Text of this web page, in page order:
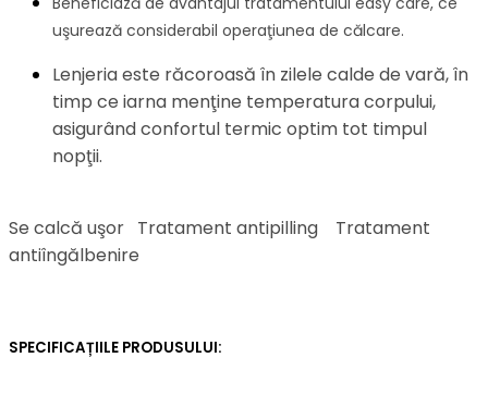
uşurează considerabil operaţiunea de călcare.
Lenjeria este răcoroasă în zilele calde de vară, în
timp ce iarna menţine temperatura corpului,
asigurând confortul termic optim tot timpul
nopţii.
Se calcă uşor Tratament antipilling
Tratament
antiîngălbenire
SPECIFICAȚIILE PRODUSULUI: